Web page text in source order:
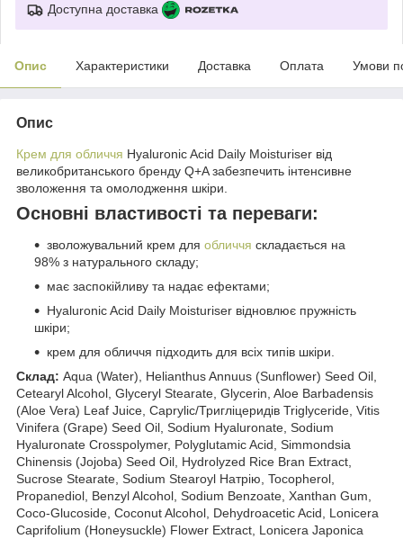
Доступна доставка
Опис Характеристики Доставка Оплата Умови
Опис
Крем для обличчя Hyaluronic Acid Daily Moisturiser від
великобританського бренду Q+A забезпечить інтенсивне
зволоження та омолодження шкіри.
Основні властивості та переваги:
зволожувальний крем для обличчя складається на
98% з натурального складу;
має заспокійливу та надає ефектами;
Hyaluronic Acid Daily Moisturiser відновлює пружність
шкіри;
крем для обличчя підходить для всіх типів шкіри.
Склад: Aqua (Water), Helianthus Annuus (Sunflower) Seed Oil,
Cetearyl Alcohol, Glyceryl Stearate, Glycerin, Aloe Barbadensis
(Aloe Vera) Leaf Juice, Caprylic/Тригліцеридів Triglyceride, Vitis
Vinifera (Grape) Seed Oil, Sodium Hyaluronate, Sodium
Hyaluronate Crosspolymer, Polyglutamic Acid, Simmondsia
Chinensis (Jojoba) Seed Oil, Hydrolyzed Rice Bran Extract,
Sucrose Stearate, Sodium Stearoyl Натрію, Tocopherol,
Propanediol, Benzyl Alcohol, Sodium Benzoate, Xanthan Gum,
Coco-Glucoside, Coconut Alcohol, Dehydroacetic Acid, Lonicera
Caprifolium (Honeysuckle) Flower Extract, Lonicera Japonica